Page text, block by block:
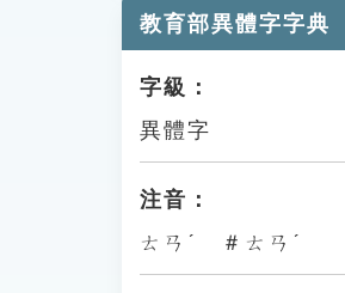
教育部異體字字典
字級：
異體字
注音：
ㄊㄢˊ ＃ㄊㄢˊ